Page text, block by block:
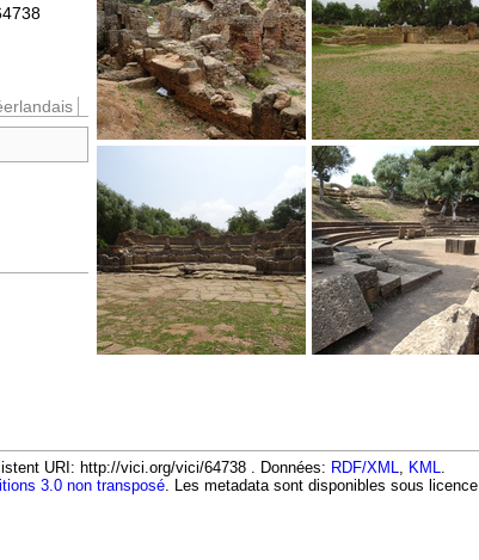
URI: http://vici.org/vici/64738 . Données: RDF/XML, KML.
3.0 non transposé. Les metadata sont disponibles sous licence